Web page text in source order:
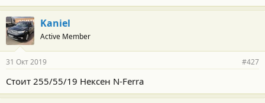
Kaniel
Active Member
31 Окт 2019 #427
Стоит 255/55/19 Нексен N-Ferra